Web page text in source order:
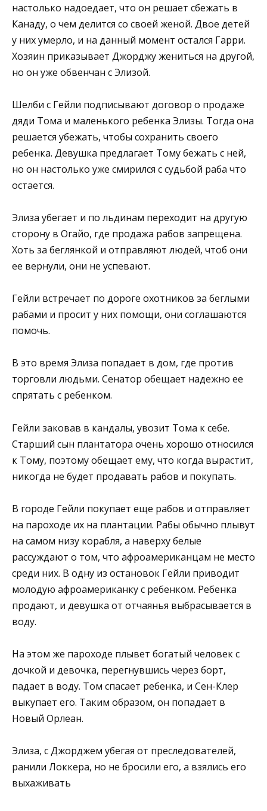
настолько надоедает, что он решает сбежать в
Канаду, о чем делится со своей женой. Двое детей
у них умерло, и на данный момент остался Гарри.
Хозяин приказывает Джорджу жениться на другой,
но он уже обвенчан с Элизой.
Шелби с Гейли подписывают договор о продаже
дяди Тома и маленького ребенка Элизы. Тогда она
решается убежать, чтобы сохранить своего
ребенка. Девушка предлагает Тому бежать с ней,
но он настолько уже смирился с судьбой раба что
остается.
Элиза убегает и по льдинам переходит на другую
сторону в Огайо, где продажа рабов запрещена.
Хоть за беглянкой и отправляют людей, чтоб они
ее вернули, они не успевают.
Гейли встречает по дороге охотников за беглыми
рабами и просит у них помощи, они соглашаются
помочь.
В это время Элиза попадает в дом, где против
торговли людьми. Сенатор обещает надежно ее
спрятать с ребенком.
Гейли заковав в кандалы, увозит Тома к себе.
Старший сын плантатора очень хорошо относился
к Тому, поэтому обещает ему, что когда вырастит,
никогда не будет продавать рабов и покупать.
В городе Гейли покупает еще рабов и отправляет
на пароходе их на плантации. Рабы обычно плывут
на самом низу корабля, а наверху белые
рассуждают о том, что афроамериканцам не место
среди них. В одну из остановок Гейли приводит
молодую афроамериканку с ребенком. Ребенка
продают, и девушка от отчаянья выбрасывается в
воду.
На этом же пароходе плывет богатый человек с
дочкой и девочка, перегнувшись через борт,
падает в воду. Том спасает ребенка, и Сен-Клер
выкупает его. Таким образом, он попадает в
Новый Орлеан.
Элиза, с Джорджем убегая от преследователей,
ранили Локкера, но не бросили его, а взялись его
выхаживать